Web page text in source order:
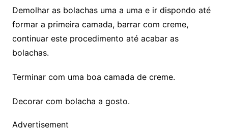
Demolhar as bolachas uma a uma e ir dispondo até
formar a primeira camada, barrar com creme,
continuar este procedimento até acabar as
bolachas.
Terminar com uma boa camada de creme.
Decorar com bolacha a gosto.
Advertisement